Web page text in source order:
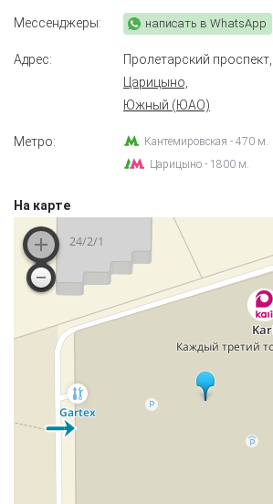
Мессенджеры: написать в WhatsApp
Адрес: Пролетарский
Царицыно,
Южный (ЮАО)
Метро:
Кантемировская - 470 м.
Царицыно - 1800 м.
На карте